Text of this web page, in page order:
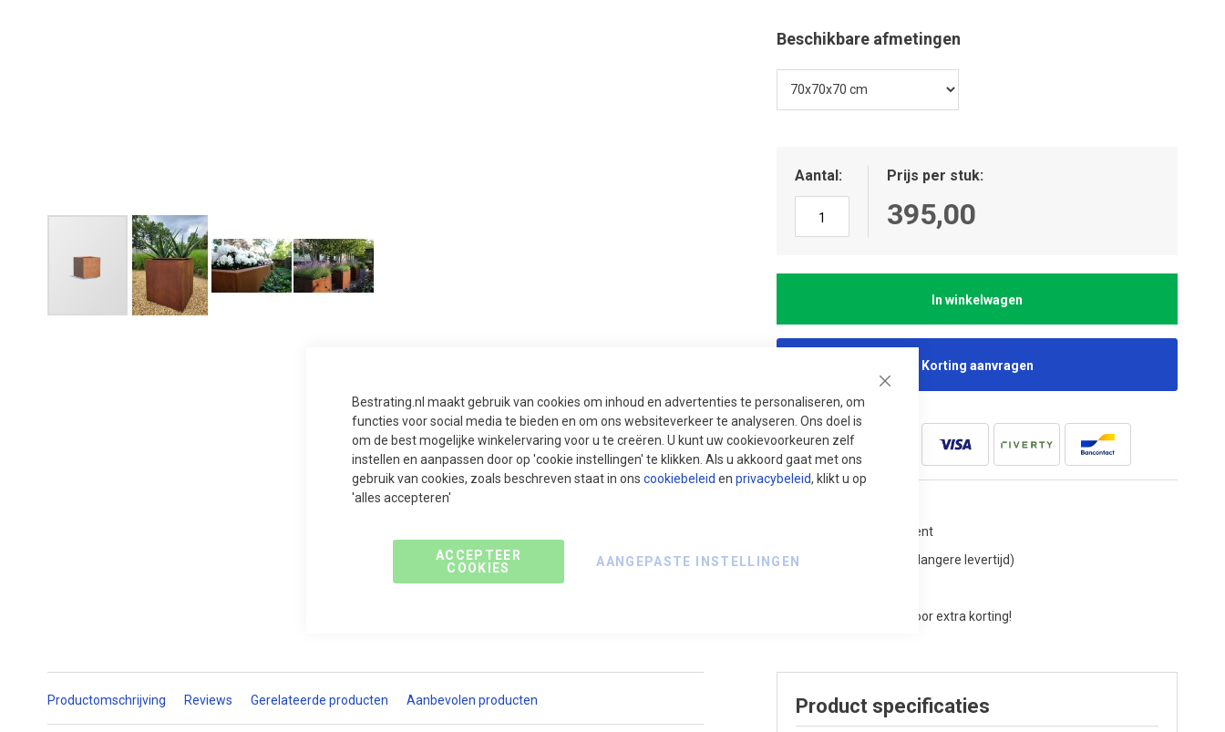
Bestrating.nl maakt gebruik van cookies om inhoud en advertenties te personaliseren, om
functies voor social media te bieden en om ons websiteverkeer te analyseren. Ons doel is
om de best mogelijke winkelervaring voor u te creëren. U kunt uw cookievoorkeuren zelf
instellen en aanpassen door op 'cookie instellingen' te klikken. Als u akkoord gaat met ons
gebruik van cookies, zoals beschreven staat in ons cookiebeleid en privacybeleid, klikt u op
'alles accepteren'
ACCEPTEER
COOKIES
AANGEPASTE INSTELLINGEN
Beschikbare afmetingen
Aantal Prijs per stuk
395,00
In winkelwagen
Korting aanvragen
Uitgebreid assortiment
Maatwerk mogelijk (langere levertijd)
Vraag offerte aan voor extra korting!
Productomschrijving Reviews Gerelateerde producten Aanbevolen producten Product specificaties